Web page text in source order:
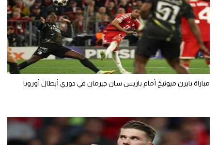
أقسام خاصة
Gamers
ميركاتو
تحقيق في الجول
حكايات في الجول
مباراة بايرن ميونيخ أمام باريس سان جيرمان في دوري أبطال أوروبا